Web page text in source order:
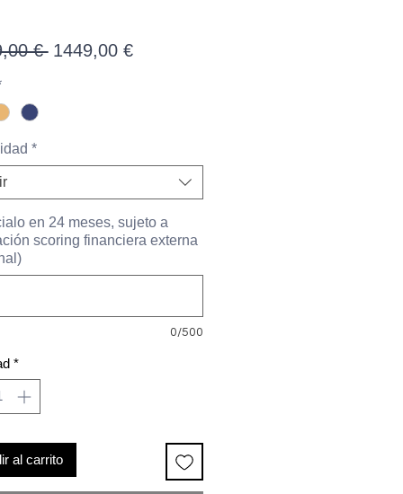
€ Precio
1449,00 €Precio
*
en 24 meses, sujeto a
scoring financiera externa
0/500
*
al carrito